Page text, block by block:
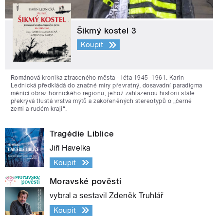
Šikmý kostel 3
Koupit
Románová kronika ztraceného města - léta 1945–1961. Karin
Lednická předkládá do značné míry převratný, dosavadní paradigma
měnící obraz hornického regionu, jehož zahlazenou historii stále
překrývá tlustá vrstva mýtů a zakořeněných stereotypů o „černé
zemi a rudém kraji“.
Tragédie Liblice
Jiří Havelka
Koupit
Moravské pověsti
vybral a sestavil Zdeněk Truhlář
Koupit